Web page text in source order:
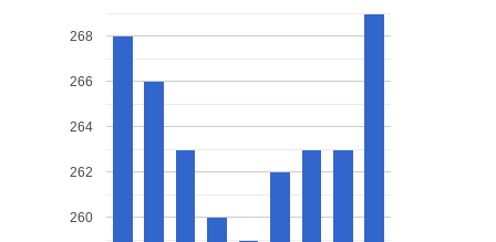
260
262
264
266
268